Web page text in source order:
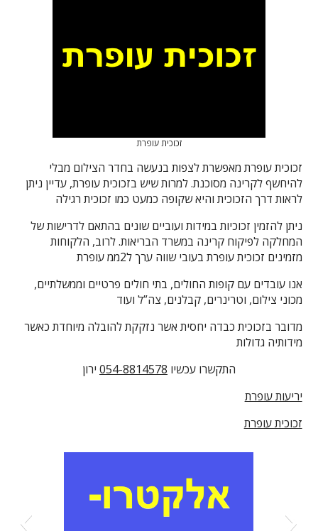
זכוכית עופרת
זכוכית עופרת מאפשרת לצפות בנעשה בחדר הצילום מבלי
להיחשף לקרינה מסוכנת. למרות שיש בזכוכית עופרת, עדיין ניתן
לראות דרך הזכוכית והיא שקופה כמעט כמו זכוכית רגילה
ניתן להזמין זכוכיות במידות ועוביים שונים בהתאם לדרישות של
המחלקה לפיקוח קרינה במשרד הבריאות. לרוב, הלקוחות
מזמינים זכוכית עופרת בעובי שווה ערך ל2ממ עופרת
אנו עובדים עם קופות החולים, בתי חולים פרטיים וממשלתיים,
מכוני צילום, וטרינרים, קבלנים, צה”ל ועוד
מדובר בזכוכית כבדה יחסית אשר נזקקת להובלה מיוחדת כאשר
מידותיה גדולות
התקשרו עכשיו 054-8814578 ירון
יריעות עופרת
זכוכית עופרת